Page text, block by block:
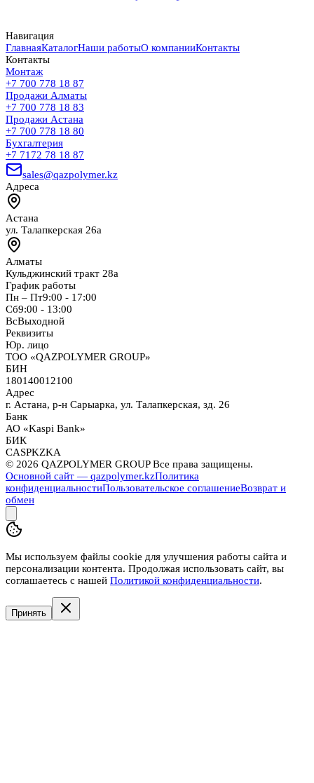
Навигация
ГлавнаяКаталогНаши работыО компанииКонтакты
Контакты
Монтаж
+7 700 778 18 87
Продажи Алматы
+7 700 778 18 83
Продажи Астана
+7 700 778 18 80
Бухгалтерия
+7 7172 78 18 87
sales@qazpolymer.kz
Адреса
Астана
ул. Талапкерская 26а
Алматы
Кульджинский тракт 28а
График работы
Пн – Пт9:00 - 17:00
Сб9:00 - 13:00
ВсВыходной
Реквизиты
Юр. лицо
ТОО «QAZPOLYMER GROUP»
БИН
180140012100
Адрес
г. Астана, р-н Сарыарка, ул. Талапкерская, зд. 26
Банк
АО «Kaspi Bank»
БИК
CASPKZKA
© 2026 QAZPOLYMER GROUP Все права защищены.
Основной сайт — qazpolymer.kzПолитика
конфиденциальностиПользовательское соглашениеВозврат и
обмен
Мы используем файлы cookie для улучшения работы сайта и
персонализации контента. Продолжая использовать сайт, вы
соглашаетесь с нашей Политикой конфиденциальности.
Принять